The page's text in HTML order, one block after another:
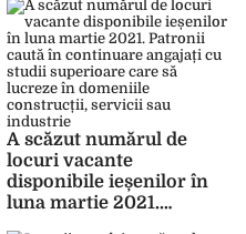
A scăzut numărul de
locuri vacante
disponibile ieșenilor în
luna martie 2021.